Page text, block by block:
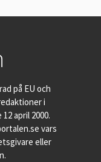
på EU och
i
april 2000.
vars
eller